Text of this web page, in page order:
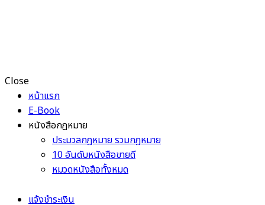
Close
หน้าแรก
E-Book
หนังสือกฎหมาย
ประมวลกฎหมาย รวมกฎหมาย
10 อันดับหนังสือขายดี
หมวดหนังสือทั้งหมด
แจ้งชำระเงิน